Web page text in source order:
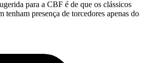
para a CBF é de que os clássicos
tenham presença de torcedores apenas do